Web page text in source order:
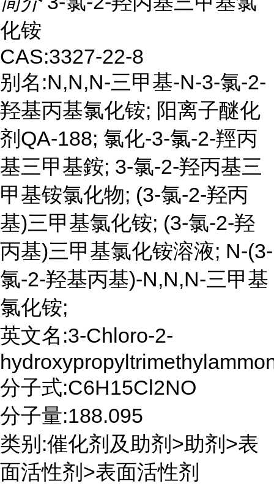
化铵
CAS:3327-22-8
别名:N,N,N-三甲基-N-3-氯-2-
羟基丙基氯化铵; 阳离子醚化
剂QA-188; 氯化-3-氯-2-羥丙
基三甲基銨; 3-氯-2-羟丙基三
甲基铵氯化物; (3-氯-2-羟丙
基)三甲基氯化铵; (3-氯-2-羟
丙基)三甲基氯化铵溶液; N-(3-
氯-2-羟基丙基)-N,N,N-三甲基
氯化铵;
英文名:3-Chloro-2-
分子式:C6H15Cl2NO
分子量:188.095
类别:催化剂及助剂>助剂>表
面活性剂>表面活性剂